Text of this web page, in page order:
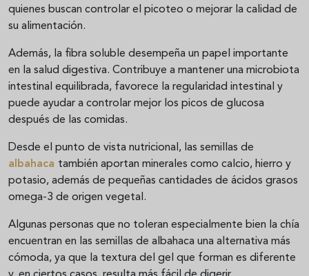
quienes buscan controlar el picoteo o mejorar la calidad de
su alimentación.
Además, la fibra soluble desempeña un papel importante
en la salud digestiva. Contribuye a mantener una microbiota
intestinal equilibrada, favorece la regularidad intestinal y
puede ayudar a controlar mejor los picos de glucosa
después de las comidas.
Desde el punto de vista nutricional, las semillas de
albahaca también aportan minerales como calcio, hierro y
potasio, además de pequeñas cantidades de ácidos grasos
omega-3 de origen vegetal.
Algunas personas que no toleran especialmente bien la chía
encuentran en las semillas de albahaca una alternativa más
cómoda, ya que la textura del gel que forman es diferente